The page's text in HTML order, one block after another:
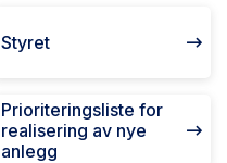
Styret
Prioriteringsliste for
realisering av nye
anlegg